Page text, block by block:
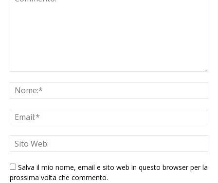
Salva il mio nome, email e sito web in questo browser per la
prossima volta che commento.